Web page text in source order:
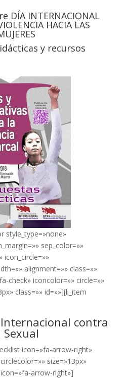
DÍA INTERNACIONAL
HACIA LAS
y recursos
style_type=»none»
sep_color=»»
icon_circle=»»
alignment=»» class=»»
check» iconcolor=»» circle=»»
class=»» id=»»][li_item
contra
icon=»fa-arrow-right»
size=»13px»
arrow-right»]